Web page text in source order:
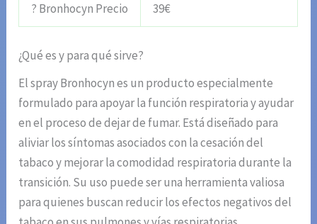
? Bronhocyn Precio 39€
¿Qué es y para qué sirve?
El spray Bronhocyn es un producto especialmente
formulado para apoyar la función respiratoria y ayudar
en el proceso de dejar de fumar. Está diseñado para
aliviar los síntomas asociados con la cesación del
tabaco y mejorar la comodidad respiratoria durante la
transición. Su uso puede ser una herramienta valiosa
para quienes buscan reducir los efectos negativos del